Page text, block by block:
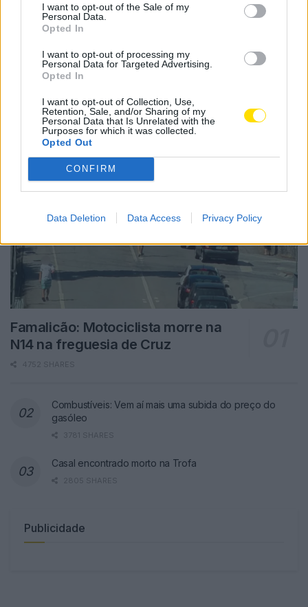
I want to opt-out of the Sale of my
Personal Data.
Opted In
I want to opt-out of processing my
Personal Data for Targeted Advertising.
Opted In
I want to opt-out of Collection, Use,
Retention, Sale, and/or Sharing of my
Personal Data that Is Unrelated with the
Purposes for which it was collected.
Opted Out
CONFIRM
Data Deletion Data Access Privacy Policy
Notícias Populares
Famalicão: Motociclista morre na
N14 na freguesia de Cruz
4752 SHARES
Combustíveis: Vem aí mais uma subida do preço do
gasóleo
3781 SHARES
Casal encontrado morto na Trofa
2805 SHARES
Publicidade